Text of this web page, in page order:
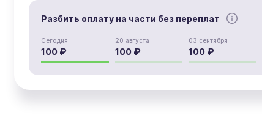
Разбить оплату на части без переплат
Сегодня
100 ₽
20 августа
100 ₽
03 сентября
100 ₽